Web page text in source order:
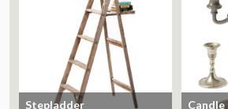
Stepladder Candle